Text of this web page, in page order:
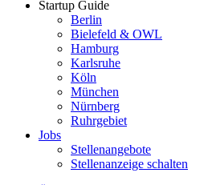
Startup Guide
Berlin
Bielefeld & OWL
Hamburg
Karlsruhe
Köln
München
Nürnberg
Ruhrgebiet
Jobs
Stellenangebote
Stellenanzeige schalten